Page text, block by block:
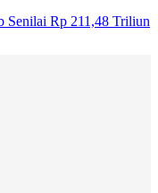
Senilai Rp 211,48 Triliun